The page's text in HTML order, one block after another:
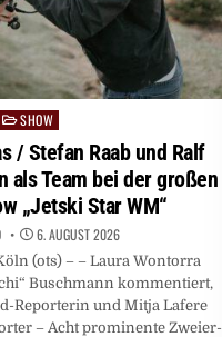
Posted
SHOW
/ Stefan Raab und Ralf
als Team bei der großen
„Jetski Star WM“
6. AUGUST 2026
(ots) – – Laura Wontorra
Buschmann kommentiert,
Reporterin und Mitja Lafere
– Acht prominente Zweier-